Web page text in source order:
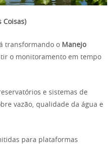
Coisas)
transformando o Manejo
o monitoramento em tempo
e sistemas de
vazão, qualidade da água e
para plataformas